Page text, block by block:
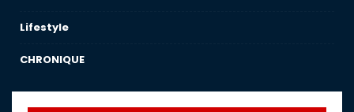
Lifestyle
CHRONIQUE